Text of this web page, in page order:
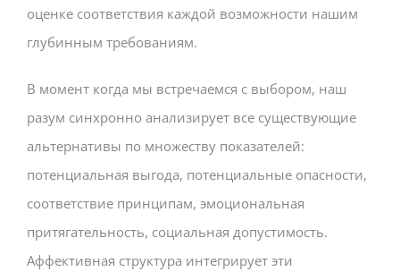
оценке соответствия каждой возможности нашим
глубинным требованиям.
В момент когда мы встречаемся с выбором, наш
разум синхронно анализирует все существующие
альтернативы по множеству показателей:
потенциальная выгода, потенциальные опасности,
соответствие принципам, эмоциональная
притягательность, социальная допустимость.
Аффективная структура интегрирует эти